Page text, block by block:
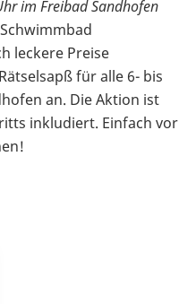
im Freibad Sandhofen
leckere Preise
für alle 6- bis
an. Die Aktion ist
inkludiert. Einfach vor